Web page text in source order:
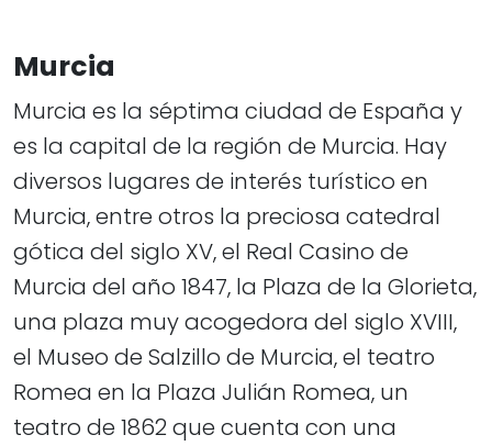
Murcia
Murcia es la séptima ciudad de España y
es la capital de la región de Murcia. Hay
diversos lugares de interés turístico en
Murcia, entre otros la preciosa catedral
gótica del siglo XV, el Real Casino de
Murcia del año 1847, la Plaza de la Glorieta,
una plaza muy acogedora del siglo XVIII,
el Museo de Salzillo de Murcia, el teatro
Romea en la Plaza Julián Romea, un
teatro de 1862 que cuenta con una